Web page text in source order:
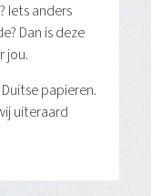
Iets anders
Dan is deze
jou.
papieren.
uiteraard